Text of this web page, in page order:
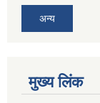
अन्य
मुख्य लिंक